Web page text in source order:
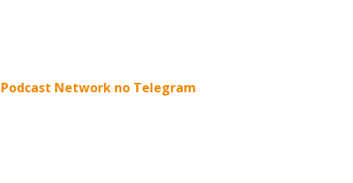
Network no Telegram